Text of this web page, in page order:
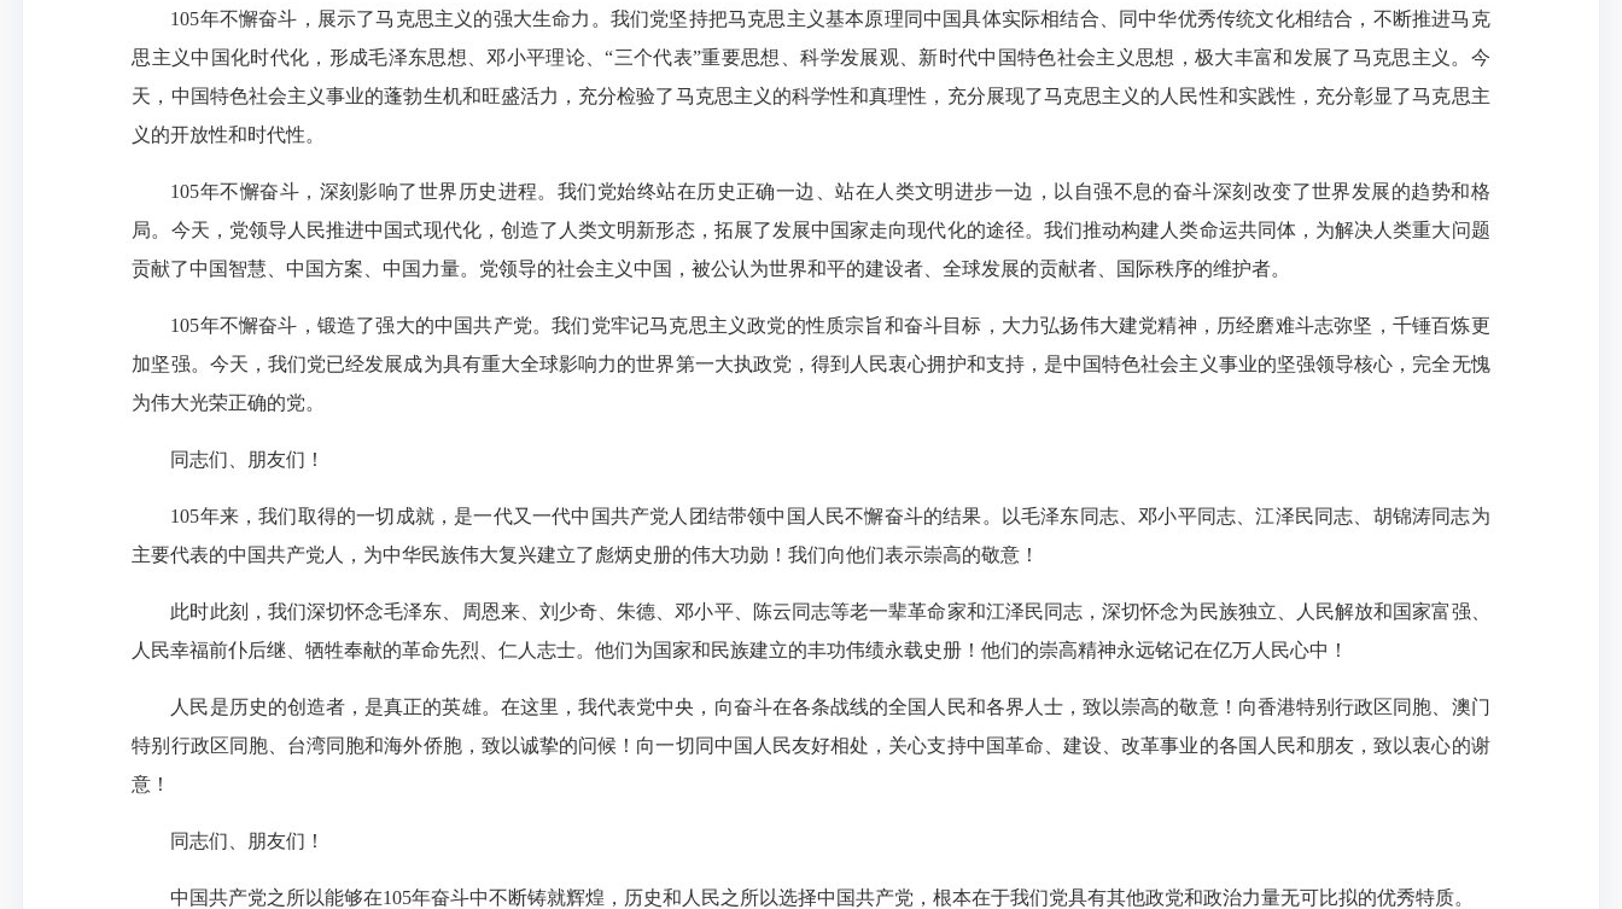
105年不懈奋斗，展示了马克思主义的强大生命力。我们党坚持把马克思主义基本原理同中国具体实际相结合、同中华优秀传统文化相结合，不断推进马克
思主义中国化时代化，形成毛泽东思想、邓小平理论、“三个代表”重要思想、科学发展观、新时代中国特色社会主义思想，极大丰富和发展了马克思主义。今
天，中国特色社会主义事业的蓬勃生机和旺盛活力，充分检验了马克思主义的科学性和真理性，充分展现了马克思主义的人民性和实践性，充分彰显了马克思主
义的开放性和时代性。
105年不懈奋斗，深刻影响了世界历史进程。我们党始终站在历史正确一边、站在人类文明进步一边，以自强不息的奋斗深刻改变了世界发展的趋势和格
局。今天，党领导人民推进中国式现代化，创造了人类文明新形态，拓展了发展中国家走向现代化的途径。我们推动构建人类命运共同体，为解决人类重大问题
贡献了中国智慧、中国方案、中国力量。党领导的社会主义中国，被公认为世界和平的建设者、全球发展的贡献者、国际秩序的维护者。
105年不懈奋斗，锻造了强大的中国共产党。我们党牢记马克思主义政党的性质宗旨和奋斗目标，大力弘扬伟大建党精神，历经磨难斗志弥坚，千锤百炼更
加坚强。今天，我们党已经发展成为具有重大全球影响力的世界第一大执政党，得到人民衷心拥护和支持，是中国特色社会主义事业的坚强领导核心，完全无愧
为伟大光荣正确的党。
同志们、朋友们！
105年来，我们取得的一切成就，是一代又一代中国共产党人团结带领中国人民不懈奋斗的结果。以毛泽东同志、邓小平同志、江泽民同志、胡锦涛同志为
主要代表的中国共产党人，为中华民族伟大复兴建立了彪炳史册的伟大功勋！我们向他们表示崇高的敬意！
此时此刻，我们深切怀念毛泽东、周恩来、刘少奇、朱德、邓小平、陈云同志等老一辈革命家和江泽民同志，深切怀念为民族独立、人民解放和国家富强、
人民幸福前仆后继、牺牲奉献的革命先烈、仁人志士。他们为国家和民族建立的丰功伟绩永载史册！他们的崇高精神永远铭记在亿万人民心中！
人民是历史的创造者，是真正的英雄。在这里，我代表党中央，向奋斗在各条战线的全国人民和各界人士，致以崇高的敬意！向香港特别行政区同胞、澳门
特别行政区同胞、台湾同胞和海外侨胞，致以诚挚的问候！向一切同中国人民友好相处，关心支持中国革命、建设、改革事业的各国人民和朋友，致以衷心的谢
意！
同志们、朋友们！
中国共产党之所以能够在105年奋斗中不断铸就辉煌，历史和人民之所以选择中国共产党，根本在于我们党具有其他政党和政治力量无可比拟的优秀特质。